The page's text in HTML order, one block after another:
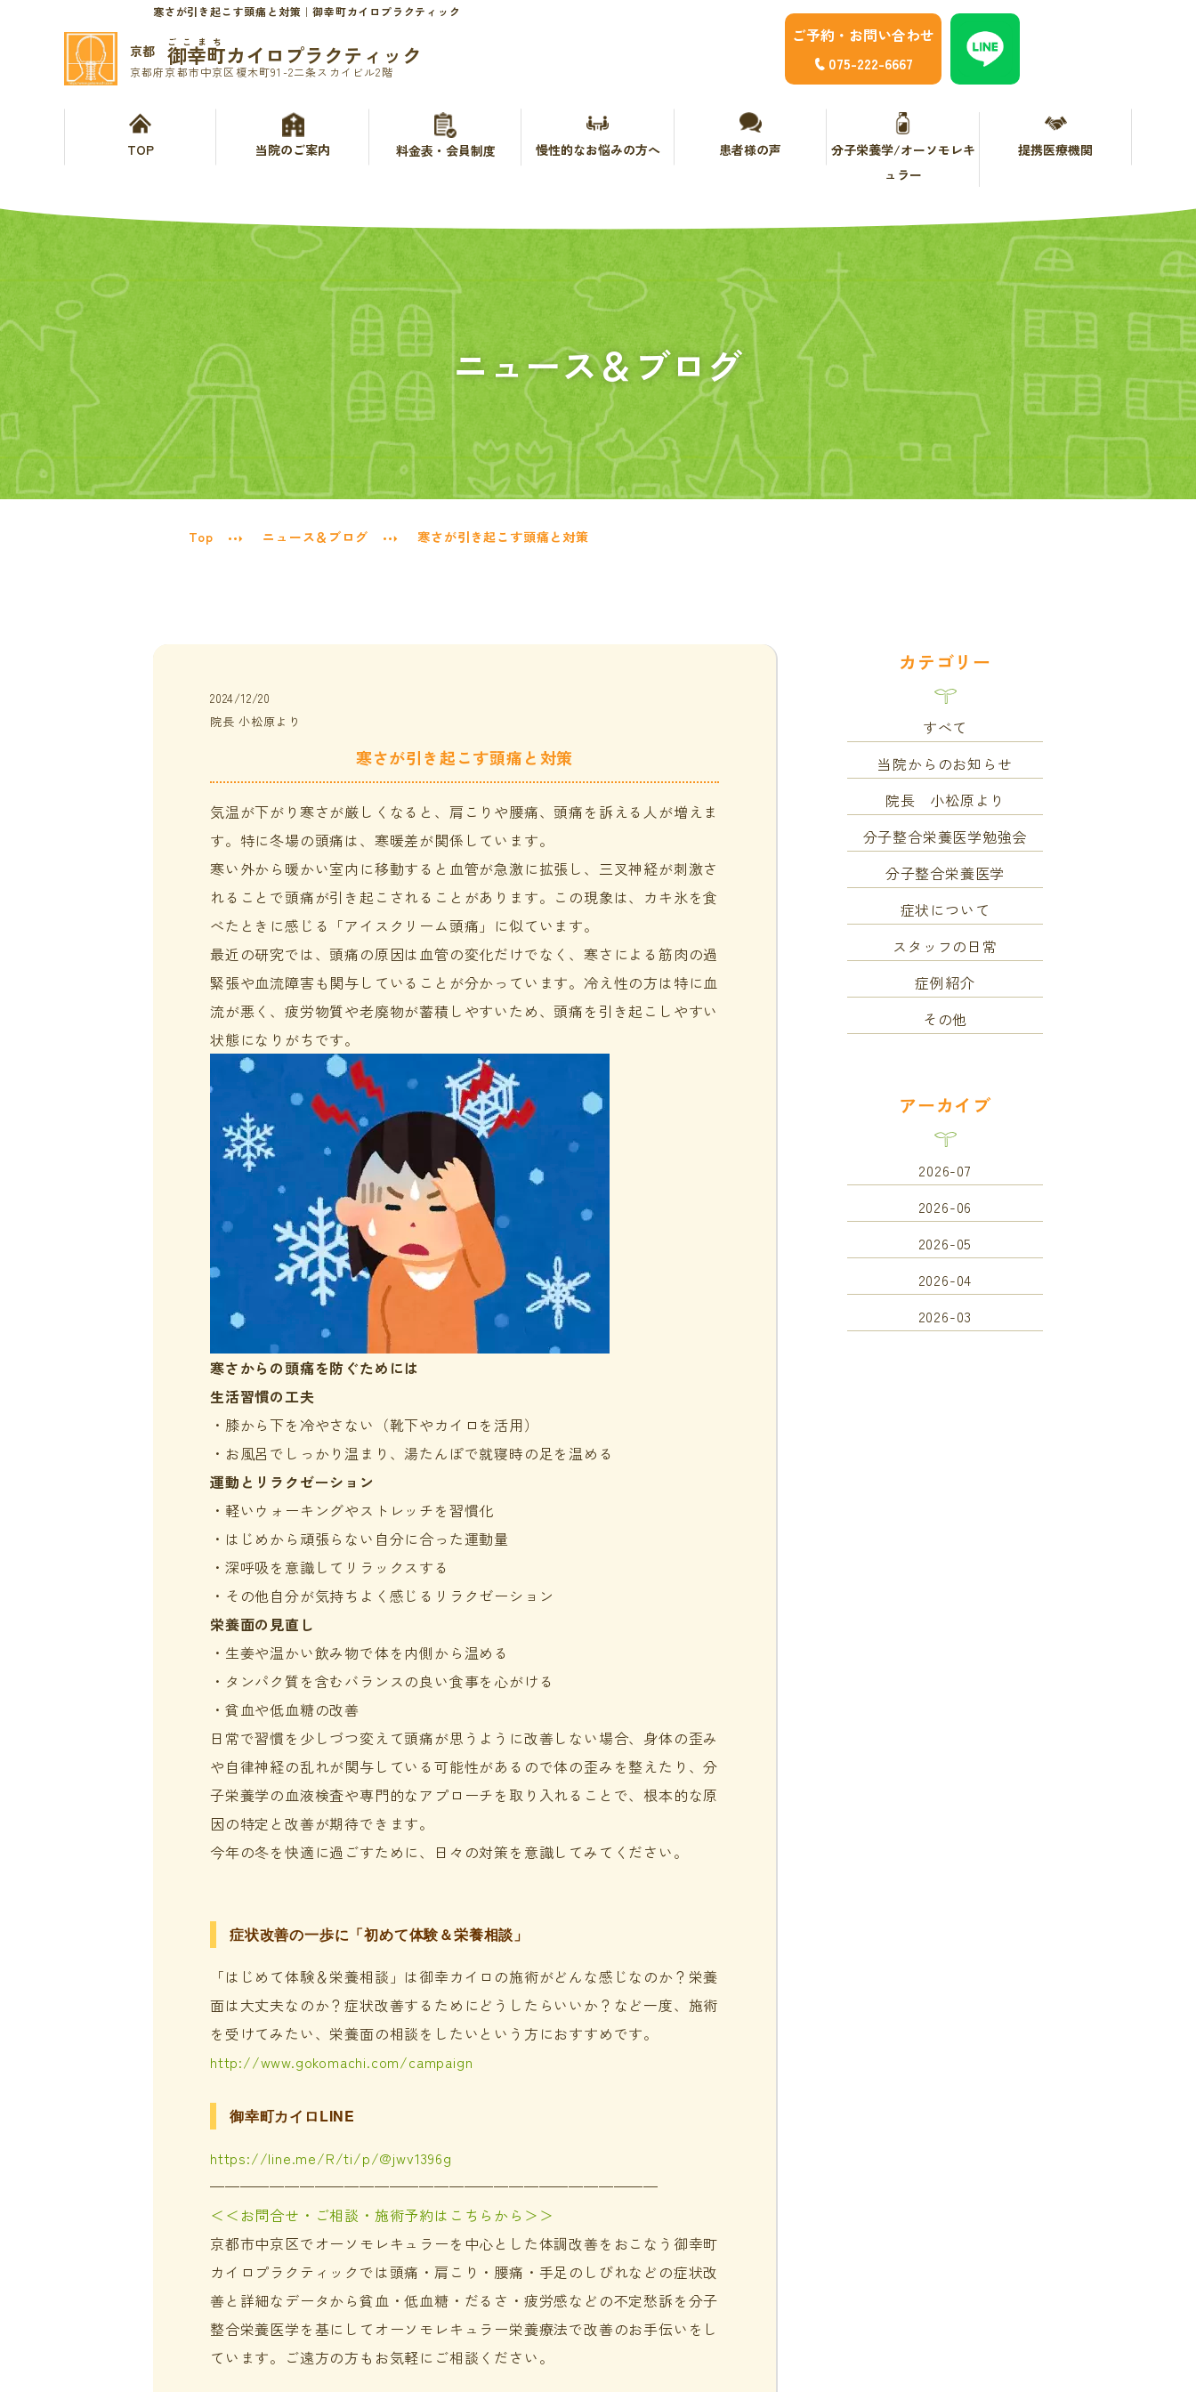
寒さが引き起こす頭痛と対策｜御幸町カイロプラクティック
ご予約・お問い合わせ
075-222-6667
京都
ごこまち
御幸町カイロプラクティック
京都府京都市中京区榎木町91-2二条スカイビル2階
TOP 当院のご案内 料金表・会員制度 慢性的なお悩みの方へ 患者様の声
分子栄養学/オーソモレキ
ュラー
提携医療機関
ニュース＆ブログ
Top ニュース＆ブログ 寒さが引き起こす頭痛と対策
2024/12/20
院長 小松原より
寒さが引き起こす頭痛と対策
気温が下がり寒さが厳しくなると、肩こりや腰痛、頭痛を訴える人が増えま
す。特に冬場の頭痛は、寒暖差が関係しています。
寒い外から暖かい室内に移動すると血管が急激に拡張し、三叉神経が刺激さ
れることで頭痛が引き起こされることがあります。この現象は、カキ氷を食
べたときに感じる「アイスクリーム頭痛」に似ています。
最近の研究では、頭痛の原因は血管の変化だけでなく、寒さによる筋肉の過
緊張や血流障害も関与していることが分かっています。冷え性の方は特に血
流が悪く、疲労物質や老廃物が蓄積しやすいため、頭痛を引き起こしやすい
状態になりがちです。
寒さからの頭痛を防ぐためには
生活習慣の工夫
・膝から下を冷やさない（靴下やカイロを活用）
・お風呂でしっかり温まり、湯たんぽで就寝時の足を温める
運動とリラクゼーション
・軽いウォーキングやストレッチを習慣化
・はじめから頑張らない自分に合った運動量
・深呼吸を意識してリラックスする
・その他自分が気持ちよく感じるリラクゼーション
栄養面の見直し
・生姜や温かい飲み物で体を内側から温める
・タンパク質を含むバランスの良い食事を心がける
・貧血や低血糖の改善
日常で習慣を少しづつ変えて頭痛が思うように改善しない場合、身体の歪み
や自律神経の乱れが関与している可能性があるので体の歪みを整えたり、分
子栄養学の血液検査や専門的なアプローチを取り入れることで、根本的な原
因の特定と改善が期待できます。
今年の冬を快適に過ごすために、日々の対策を意識してみてください。
症状改善の一歩に「初めて体験＆栄養相談」
「はじめて体験＆栄養相談」は御幸カイロの施術がどんな感じなのか？栄養
面は大丈夫なのか？症状改善するためにどうしたらいいか？など一度、施術
を受けてみたい、栄養面の相談をしたいという方におすすめです。
http://www.gokomachi.com/campaign
御幸町カイロLINE
https://line.me/R/ti/p/@jwv1396g
——————————————————————————————
＜＜お問合せ・ご相談・施術予約はこちらから＞＞
京都市中京区でオーソモレキュラーを中心とした体調改善をおこなう御幸町
カイロプラクティックでは頭痛・肩こり・腰痛・手足のしびれなどの症状改
善と詳細なデータから貧血・低血糖・だるさ・疲労感などの不定愁訴を分子
整合栄養医学を基にしてオーソモレキュラー栄養療法で改善のお手伝いをし
ています。ご遠方の方もお気軽にご相談ください。
カテゴリー
すべて
当院からのお知らせ
院長 小松原より
分子整合栄養医学勉強会
分子整合栄養医学
症状について
スタッフの日常
症例紹介
その他
アーカイブ
2026-07
2026-06
2026-05
2026-04
2026-03